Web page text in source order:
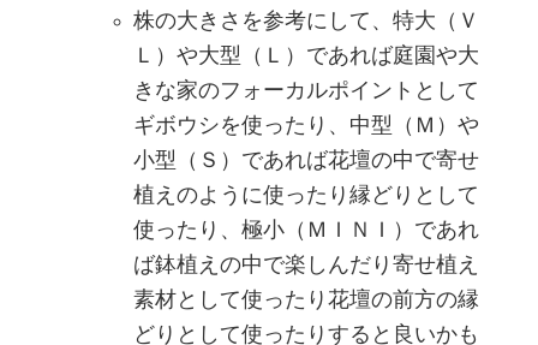
株の大きさを参考にして、特大（Ｖ
Ｌ）や大型（Ｌ）であれば庭園や大
きな家のフォーカルポイントとして
ギボウシを使ったり、中型（Ｍ）や
小型（Ｓ）であれば花壇の中で寄せ
植えのように使ったり縁どりとして
使ったり、極小（ＭＩＮＩ）であれ
ば鉢植えの中で楽しんだり寄せ植え
素材として使ったり花壇の前方の縁
どりとして使ったりすると良いかも